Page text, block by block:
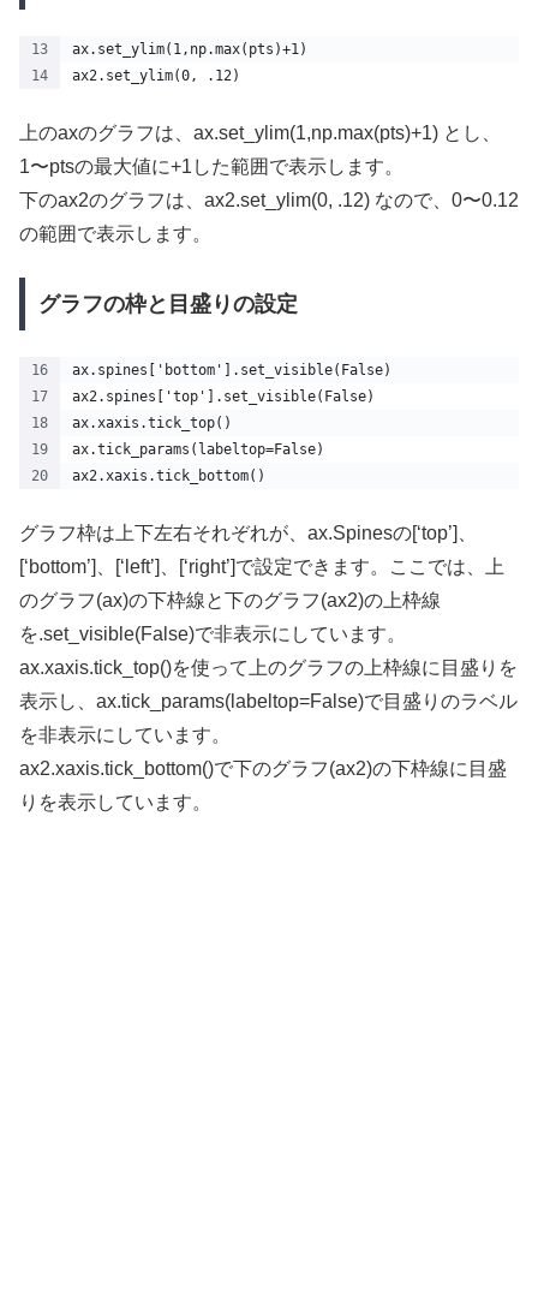
ax.set_ylim(1,np.max(pts)+1)
ax2.set_ylim(0, .12)
上のaxのグラフは、ax.set_ylim(1,np.max(pts)+1) とし、
1〜ptsの最大値に+1した範囲で表示します。
下のax2のグラフは、ax2.set_ylim(0, .12) なので、0〜0.12
の範囲で表示します。
グラフの枠と目盛りの設定
ax.spines['bottom'].set_visible(False)
ax2.spines['top'].set_visible(False)
ax.xaxis.tick_top()
ax.tick_params(labeltop=False)
ax2.xaxis.tick_bottom()
グラフ枠は上下左右それぞれが、ax.Spinesの[‘top’]、
[‘bottom’]、[‘left’]、[‘right’]で設定できます。ここでは、上
のグラフ(ax)の下枠線と下のグラフ(ax2)の上枠線
を.set_visible(False)で非表示にしています。
ax.xaxis.tick_top()を使って上のグラフの上枠線に目盛りを
表示し、ax.tick_params(labeltop=False)で目盛りのラベル
を非表示にしています。
ax2.xaxis.tick_bottom()で下のグラフ(ax2)の下枠線に目盛
りを表示しています。